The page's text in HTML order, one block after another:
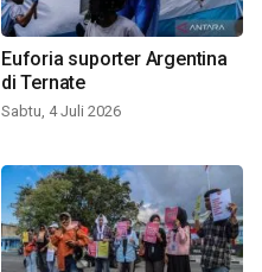
Euforia suporter Argentina
di Ternate
Sabtu, 4 Juli 2026